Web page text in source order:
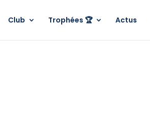
Club Trophées 🏆 Actus